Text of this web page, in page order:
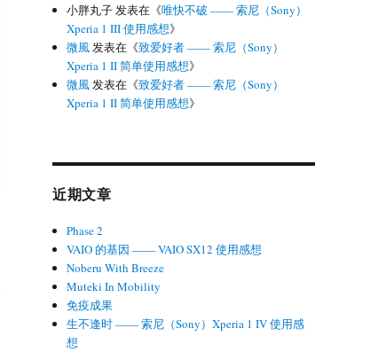
小胖丸子发表在《唯快不破 —— 索尼（Sony）
Xperia 1 III 使用感想》
微風发表在《致爱好者 —— 索尼（Sony）
Xperia 1 II 简单使用感想》
微風发表在《致爱好者 —— 索尼（Sony）
Xperia 1 II 简单使用感想》
近期文章
Phase 2
VAIO 的基因 —— VAIO SX12 使用感想
Noberu With Breeze
Muteki In Mobility
免疫成果
生不逢时 —— 索尼（Sony）Xperia 1 IV 使用感
想